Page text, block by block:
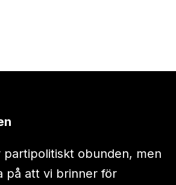
partipolitiskt obunden, men
på att vi brinner för